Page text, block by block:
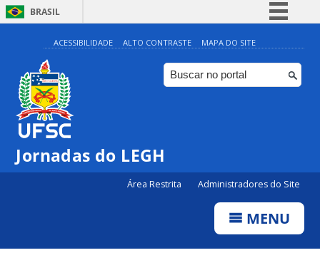
BRASIL
Simplifique!
Comunica BR
Participe
ACESSIBILIDADE ALTO CONTRASTE MAPA DO SITE
Jornadas do LEGH
Área Restrita Administradores do Site
MENU